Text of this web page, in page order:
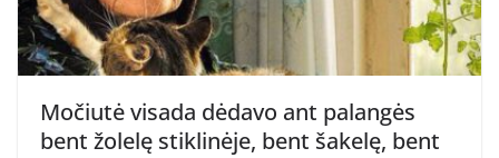
Močiutė visada dėdavo ant palangės
bent žolelę stiklinėje, bent šakelę, bent